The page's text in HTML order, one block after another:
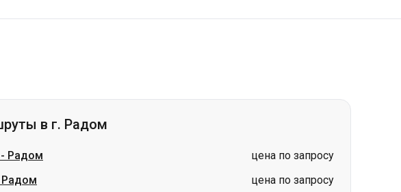
-Радом
-Радом
цена по запросу
-Радом
цена по запросу